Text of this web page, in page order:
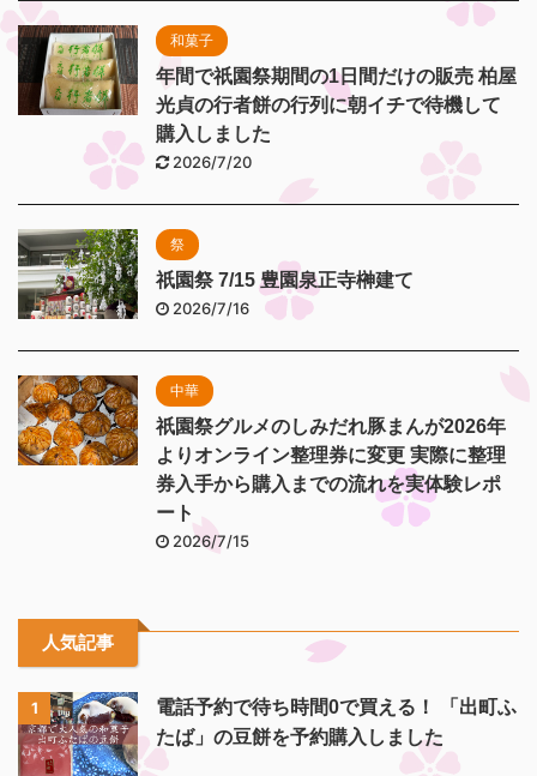
和菓子
年間で祇園祭期間の1日間だけの販売 柏屋
光貞の行者餅の行列に朝イチで待機して
購入しました
2026/7/20
祭
祇園祭 7/15 豊園泉正寺榊建て
2026/7/16
中華
祇園祭グルメのしみだれ豚まんが2026年
よりオンライン整理券に変更 実際に整理
券入手から購入までの流れを実体験レポ
ート
2026/7/15
人気記事
1
電話予約で待ち時間0で買える！ 「出町ふ
たば」の豆餅を予約購入しました